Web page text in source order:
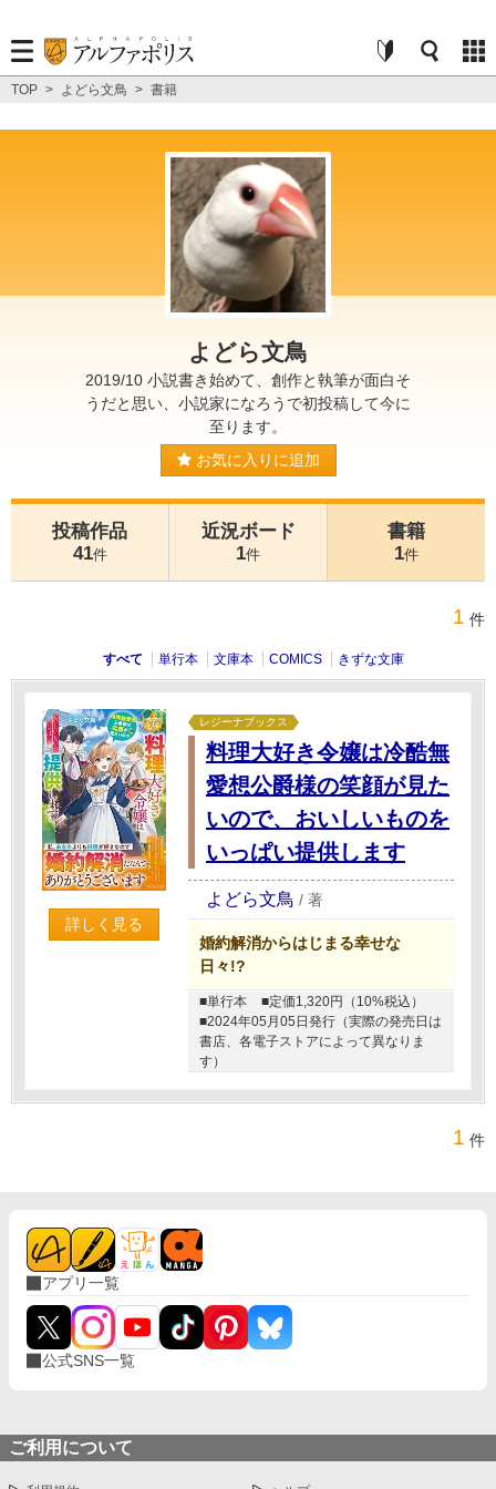
TOP > よどら文鳥 > 書籍
よどら文鳥
2019/10 小説書き始めて、創作と執筆が面白そ
うだと思い、小説家になろうで初投稿して今に
至ります。
お気に入りに追加
投稿作品
41件
近況ボード
1件
書籍
1件
1 件
すべて 単行本 文庫本 COMICS きずな文庫
詳しく見る
レジーナブックス
料理大好き令嬢は冷酷無
愛想公爵様の笑顔が見た
いので、おいしいものを
いっぱい提供します
よどら文鳥 / 著
婚約解消からはじまる幸せな
日々!?
■単行本
■定価1,320円（10%税込）
■2024年05月05日発行（実際の発売日は
書店、各電子ストアによって異なりま
す）
1 件
アプリ一覧
公式SNS一覧
ご利用について